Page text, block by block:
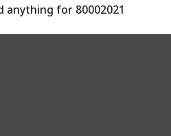
anything for 80002021